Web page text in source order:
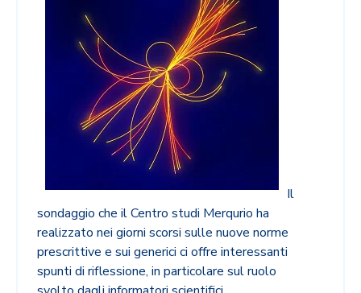
Il
sondaggio che il Centro studi Merqurio ha
realizzato nei giorni scorsi sulle nuove norme
prescrittive e sui generici ci offre interessanti
spunti di riflessione, in particolare sul ruolo